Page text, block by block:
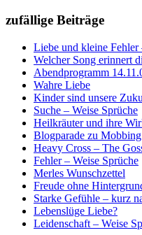
zufällige Beiträge
Liebe und kleine Fehler
Welcher Song erinnert
Abendprogramm
Wahre Liebe
Kinder sind unsere
Suche – Weise Sprüche
Heilkräuter und ihre
Blogparade zu Mobbing
Heavy Cross – The
Fehler – Weise Sprüche
Merles Wunschzettel
Freude ohne
Starke Gefühle – kurz
Lebenslüge Liebe?
Leidenschaft – Weise